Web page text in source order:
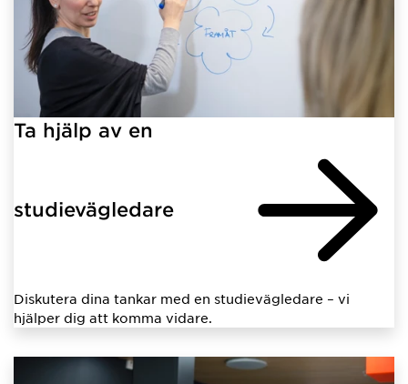
Ta hjälp av en
studievägledare
Diskutera dina tankar med en studievägledare – vi
hjälper dig att komma vidare.